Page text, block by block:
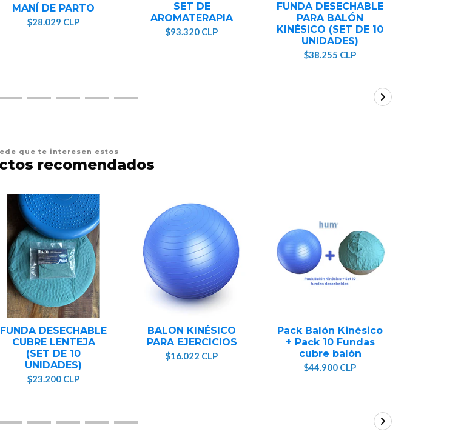
MANÍ DE PARTO
$28.029 CLP
SET DE
AROMATERAPIA
$93.320 CLP
FUNDA DESECHABLE
PARA BALÓN
KINÉSICO (SET DE 10
UNIDADES)
$38.255 CLP
que te interesen estos
recomendados
FUNDA DESECHABLE
CUBRE LENTEJA
(SET DE 10
UNIDADES)
$23.200 CLP
BALON KINÉSICO
PARA EJERCICIOS
$16.022 CLP
Pack Balón Kinésico
+ Pack 10 Fundas
cubre balón
$44.900 CLP